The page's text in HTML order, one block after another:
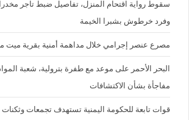
سقوط رواية اقتحام المنزل، تفاصيل ضبط تاجر
وفرد خرطوش بشبرا الخيمة
مصرع عنصر إجرامي خلال مداهمة أمنية بقرية
البحر الأحمر على موعد مع طفرة بترولية، شعبة
مفاجأة بشأن الاكتشافات
قوات تابعة للحكومة اليمنية تستهدف تجمعات